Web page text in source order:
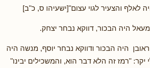
והצעיר לגוי עצום"[ישעיהו ס, כ"ב]
היה הבכור, דווקא נבחר יצחק.
היה הבכור ודווקא נבחר יוסף, מנשה היה
"רמז זה הלא דבר הוא, והמשכילים יבינו"